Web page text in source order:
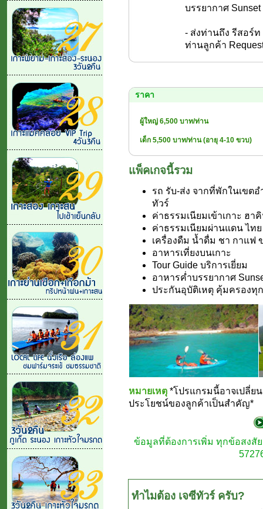
บรรยากาศ
- ส่งท่านถึง รีสอร์
ท่านลูกค้า
ราคา
ผู้ใหญ่ 6,500 บาท/ท่าน
เด็ก 5,500 บาท/ท่าน (อายุ 4-10 ขวบ)
แพ็คเกจนี้รวม
รถ รับ-ส่ง จากที่พักในเขต
ทัวร์
ค่าธรรมเนียมเข้าเกาะ ฮา
ค่าธรรมเนียมผ่านแดน ไท
เครื่องดืม น้ำดื่ม ชา กาแฟ
อาหารเที่ยงบนเกาะ
Tour Guide บริการเยี่ยม
อาหารค่ำบรรยากาศ
ประกันอุบัติเหตุ คุ้มครองทุ
หมายเหตุ *โปรแกรมนี้อาจเปลี่ย
ประโยชน์ของลูกค้าเป็นสำคัญ*
ข้อมูลที่ต้องการเพิ่ม ทุกข้อสงสั
ทำไมต้อง เจซีทัวร์ ครับ?